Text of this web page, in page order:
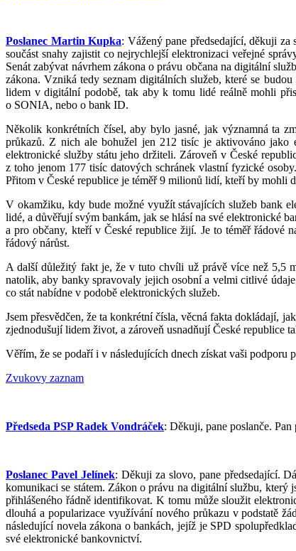
Poslanec Martin Kupka: Vážený pane předsedající, děkuji
součást snahy zajistit co nejrychlejší elektronizaci veřejné
Senát zabývat návrhem zákona o právu občana na digitální
zákona. Vzniká tedy seznam digitálních služeb, které se
lidem v digitální podobě, tak aby k tomu lidé reálně mohli
o SONIA, nebo o bank ID.
Několik konkrétních čísel, aby bylo jasné, jak významná ta
průkazů. Z nich ale bohužel jen 212 tisíc je aktivováno jako
elektronické služby státu jeho držiteli. Zároveň v České
z toho jenom 177 tisíc datových schránek vlastní fyzické
Přitom v České republice je téměř 9 milionů lidí, kteří by mohli
V okamžiku, kdy bude možné využít stávajících služeb bank
lidé, a důvěřují svým bankám, jak se hlásí na své elektronické
a pro občany, kteří v České republice žijí. Je to téměř řádové
řádový nárůst.
A další důležitý fakt je, že v tuto chvíli už právě více než 5,5
natolik, aby banky spravovaly jejich osobní a velmi citlivé
co stát nabídne v podobě elektronických služeb.
Jsem přesvědčen, že ta konkrétní čísla, věcná fakta dokládají,
zjednodušují lidem život, a zároveň usnadňují České republice
Věřím, že se podaří i v následujících dnech získat vaši
Zvukovy zaznam
Předseda PSP Radek Vondráček: Děkuji, pane poslanče.
Poslanec Pavel Jelínek: Děkuji za slovo, pane předsedající.
komunikaci se státem. Zákon o právu na digitální službu, který
přihlášeného řádně identifikovat. K tomu může sloužit
dlouhá a popularizace využívání nového průkazu v podstatě
následující novela zákona o bankách, jejíž je SPD
své elektronické bankovnictví.